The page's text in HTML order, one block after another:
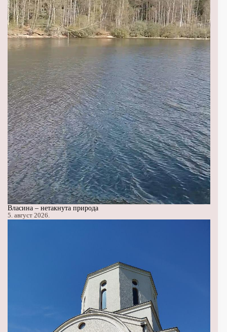
Власина – нетакнута природа
5. август 2026.